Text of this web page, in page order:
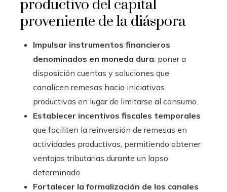
productivo del capital
proveniente de la diáspora
Impulsar instrumentos financieros
denominados en moneda dura: poner a
disposición cuentas y soluciones que
canalicen remesas hacia iniciativas
productivas en lugar de limitarse al consumo.
Establecer incentivos fiscales temporales
que faciliten la reinversión de remesas en
actividades productivas, permitiendo obtener
ventajas tributarias durante un lapso
determinado.
Fortalecer la formalización de los canales